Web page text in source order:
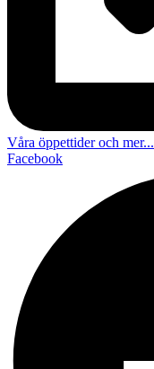
Våra öppettider och mer...
Facebook